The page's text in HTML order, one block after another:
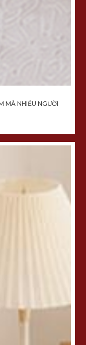
MÀ NHIỀU NGƯỜI